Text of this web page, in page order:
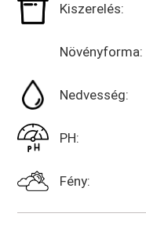
Kiszerelés:
Növényforma:
Nedvesség:
PH:
Fény: